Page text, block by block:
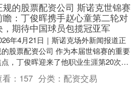
规的股票配资公司 斯诺克世锦赛
瞻：丁俊晖携手赵心童第二轮对
，期待中国球员包揽冠亚军
年4月21日｜斯诺克场外新闻报道正
股票配资公司 作为本届世锦赛的重要
，丁俊晖迎来了他职业生涯第20次进
世锦赛正赛。在首轮比赛中，这位中国
克....
： 157 分类： 配资交易